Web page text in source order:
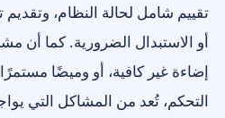
تقييم شامل لحالة النظام،
أو الاستبدال الضرورية. كما أن
إضاءة غير كافية، أو وميضًا
التحكم، تُعد من المشاكل التي